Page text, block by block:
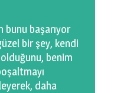
bunu başarıyor
bir şey, kendi
benim
daha